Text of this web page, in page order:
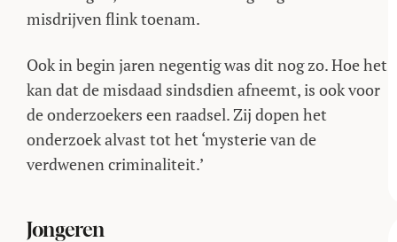
misdrijven flink toenam.
Ook in begin jaren negentig was dit nog zo. Hoe het
kan dat de misdaad sindsdien afneemt, is ook voor
de onderzoekers een raadsel. Zij dopen het
onderzoek alvast tot het ‘mysterie van de
verdwenen criminaliteit.’
Jongeren